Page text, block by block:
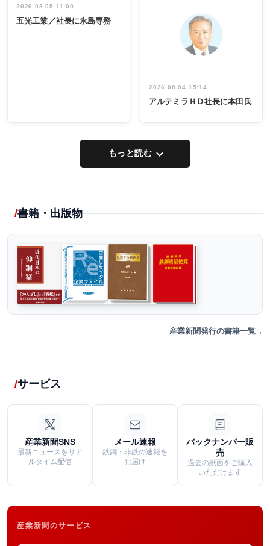
インタビュ
ー／社内ア
祝う 業界関
係者ら220人
出席
2026.08.05 11:00
五光工業／社長に永島専務
2026.08.04 15:14
アルテミラＨＤ社長に本田氏
もっと読む
書籍・出版物
産業新聞発行の書籍一覧
サービス
産業新聞SNS
最新ニュースをリア
ルタイム配信
メール速報
鉄鋼・非鉄の速報を
お届け
バックナンバー販
売
過去の紙面をご購入
いただけます
産業新聞のサービス